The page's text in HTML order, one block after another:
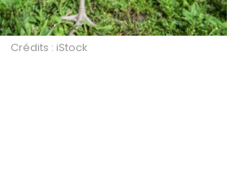
Crédits : iStock